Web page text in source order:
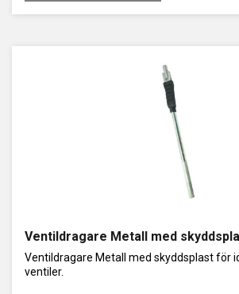
Ventildragare Metall med
Ventildragare Metall med skyddsplast för
ventiler.